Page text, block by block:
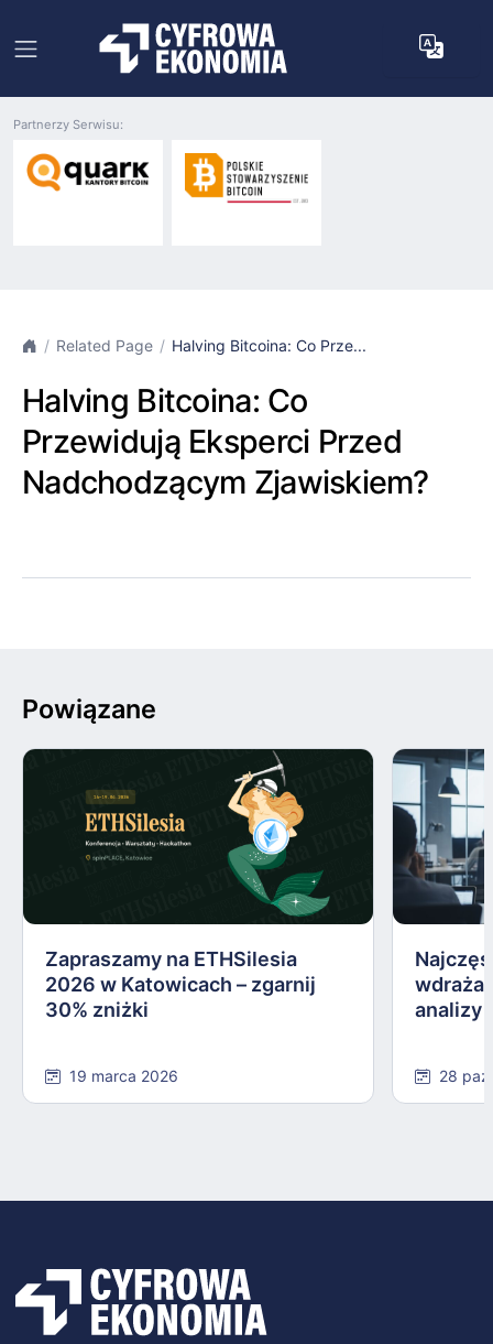
Partnerzy Serwisu:
Related Page Halving Bitcoina: Co Prze...
Halving Bitcoina: Co
Przewidują Eksperci Przed
Nadchodzącym Zjawiskiem?
Powiązane
Zapraszamy na ETHSilesia
2026 w Katowicach – zgarnij
30% zniżki
19 marca 2026
analizy
28